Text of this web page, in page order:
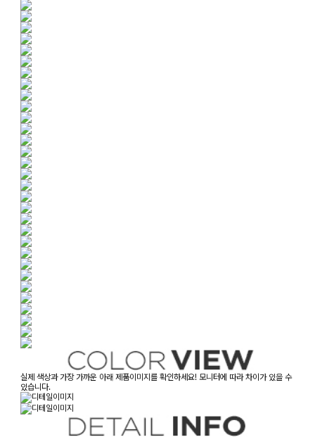
실제 색상과 가장 가까운 아래 제품이미지를 확인하세요! 모니터에 따라 차이가 있을 수
있습니다.